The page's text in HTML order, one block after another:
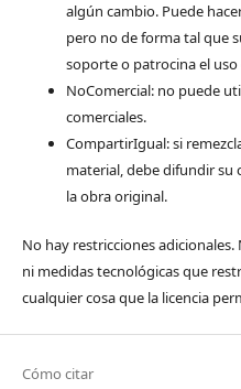
algún cambio. Puede
pero no de forma tal que
soporte o patrocina el uso
NoComercial: no puede
comerciales.
CompartirIgual: si
material, debe difundir su
la obra original.
No hay restricciones
ni medidas tecnológicas que
cualquier cosa que la licencia
Cómo citar